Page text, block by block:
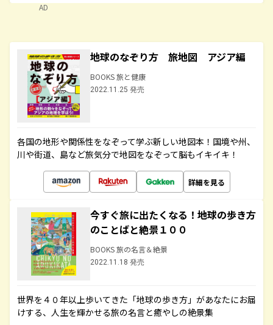
AD
地球のなぞり方 旅地図 アジア編
BOOKS 旅と健康
2022.11.25 発売
各国の地形や関係性をなぞって学ぶ新しい地図本！国境や州、
川や街道、島など旅気分で地図をなぞって脳もイキイキ！
詳細を見る
今すぐ旅に出たくなる！地球の歩き方
のことばと絶景１００
BOOKS 旅の名言＆絶景
2022.11.18 発売
世界を４０年以上歩いてきた「地球の歩き方」があなたにお届
けする、人生を輝かせる旅の名言と癒やしの絶景集